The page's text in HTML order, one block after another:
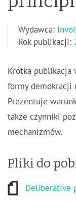
Wydawca:
Rok publikacji:
Krótka publikacja
formy demokracji
Prezentuje
także czynniki
mechanizmów.
Pliki do
Deliberative